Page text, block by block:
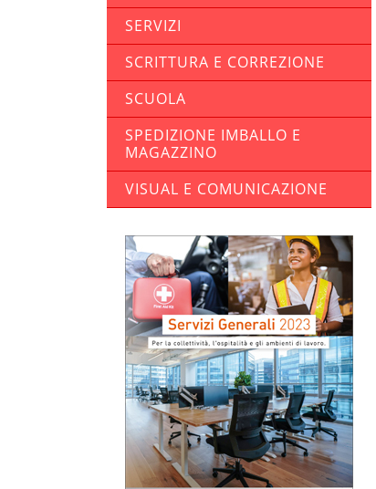
SERVIZI
SCRITTURA E CORREZIONE
SCUOLA
SPEDIZIONE IMBALLO E
MAGAZZINO
VISUAL E COMUNICAZIONE